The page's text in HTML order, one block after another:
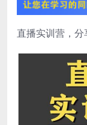
直播实训营，